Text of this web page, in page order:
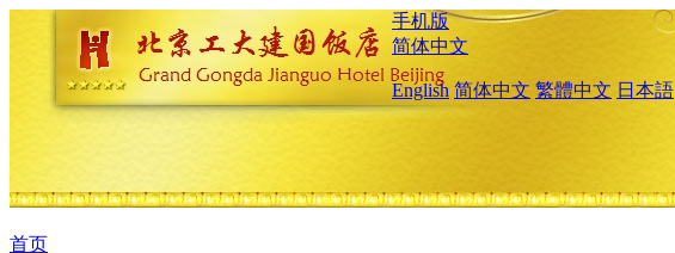
手机版
简体中文
English 简体中文 繁體中文 日本語
首页